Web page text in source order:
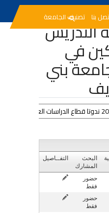
بنا تصنيف الجامعة
التدريس
في
بني
البحث
المشارك
التفــاصيل
حضور
فقط
حضور
فقط